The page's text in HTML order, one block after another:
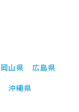
岡山県
広島県
沖縄県